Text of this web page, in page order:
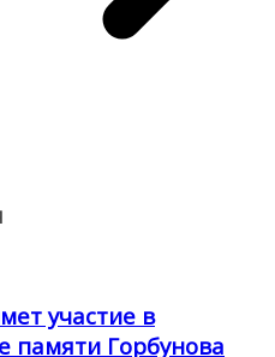
участие в
памяти Горбунова